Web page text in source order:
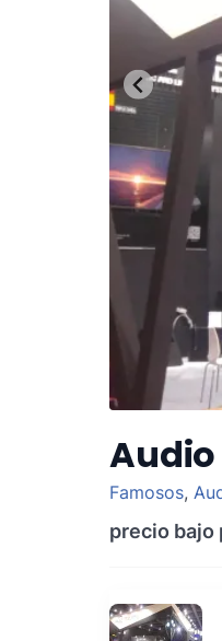
Famosos,
precio bajo